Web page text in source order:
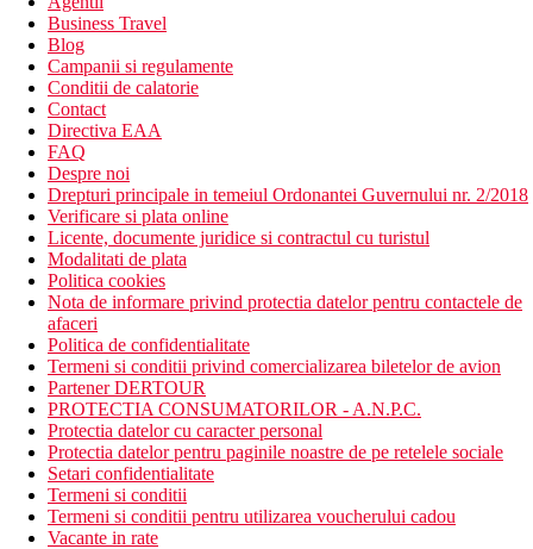
Business Travel
Blog
Campanii si regulamente
Conditii de calatorie
Contact
Directiva EAA
FAQ
Despre noi
Drepturi principale in temeiul Ordonantei Guvernului nr. 2/2018
Verificare si plata online
Licente, documente juridice si contractul cu turistul
Modalitati de plata
Politica cookies
Nota de informare privind protectia datelor pentru contactele de
afaceri
Politica de confidentialitate
Termeni si conditii privind comercializarea biletelor de avion
Partener DERTOUR
PROTECTIA CONSUMATORILOR - A.N.P.C.
Protectia datelor cu caracter personal
Protectia datelor pentru paginile noastre de pe retelele sociale
Setari confidentialitate
Termeni si conditii
Termeni si conditii pentru utilizarea voucherului cadou
Vacante in rate